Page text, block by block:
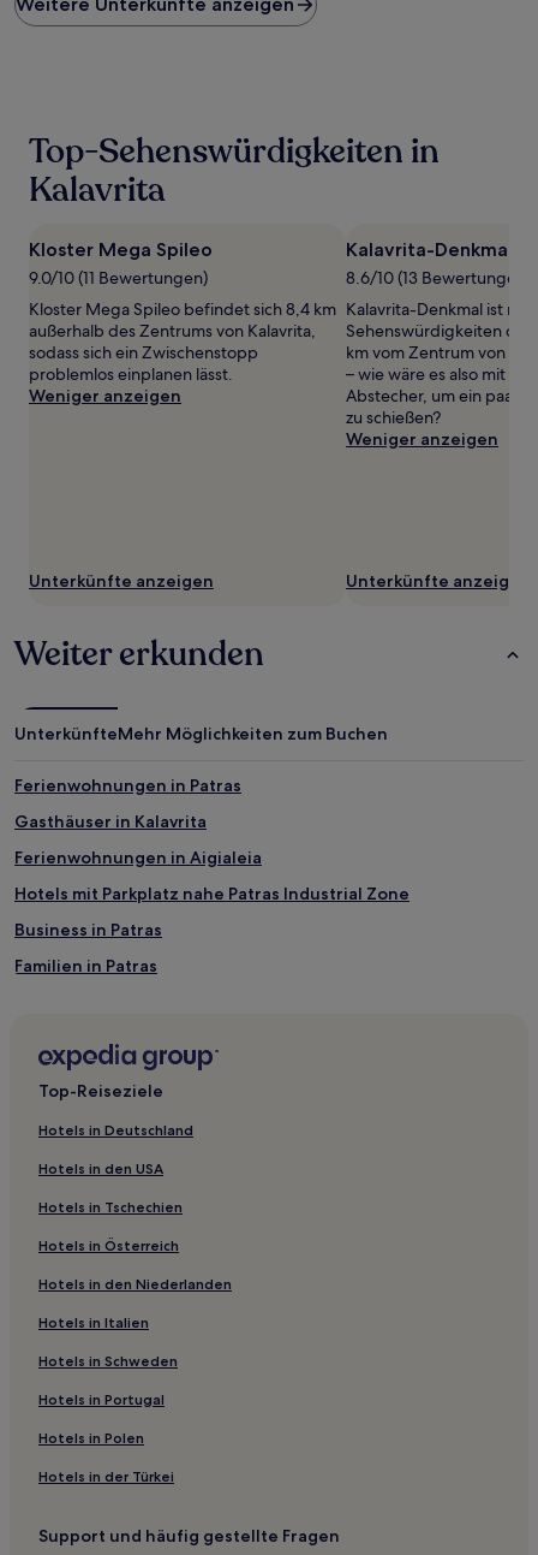
Nacht,
24 Stunden
einen
Aufenthalt
1 Übernachtung
2 Erwachsenen
gefunden
wurde.
Preise
und
Verfügbarkeiten
Top-Sehenswürdigkeiten in
Kalavrita
Kloster Mega Spileo
9.0/10 (11 Bewertungen)
Kloster Mega Spileo befindet sich 8,4 km
außerhalb des Zentrums von Kalavrita,
sodass sich ein Zwischenstopp
problemlos einplanen lässt.
Weniger anzeigen
Unterkünfte anzeigen
Kalavrita-Denkmal
8.6/10 (13 Bewertungen)
Kalavrita-Denkmal ist
Sehenswürdigkeiten der
km vom Zentrum von
– wie wäre es also mit
Abstecher, um ein paar
zu schießen?
Weniger anzeigen
Unterkünfte anzeigen
Weiter erkunden
UnterkünfteMehr Möglichkeiten zum Buchen
Ferienwohnungen in Patras
Gasthäuser in Kalavrita
Ferienwohnungen in Aigialeia
Hotels mit Parkplatz nahe Patras Industrial Zone
Business in Patras
Familien in Patras
Familien in Kalavrita
Familien in Westgriechenland
Familien in Aigio
Áyios Athanásios Hotels
Mirali Hotels
Mitopolis Hotels
Melíssia Hotels
Agios Andreas Hotels
Karanikaiika Hotels
Lálas Hotels
Kounavaiika Hotels
Top-Reiseziele
Hotels in Deutschland
Hotels in den USA
Hotels in Tschechien
Hotels in Österreich
Hotels in den Niederlanden
Hotels in Italien
Hotels in Schweden
Hotels in Portugal
Hotels in Polen
Hotels in der Türkei
Support und häufig gestellte Fragen